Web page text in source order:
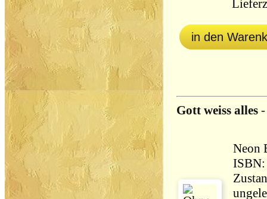
in den
Gott weiss alles
Neon